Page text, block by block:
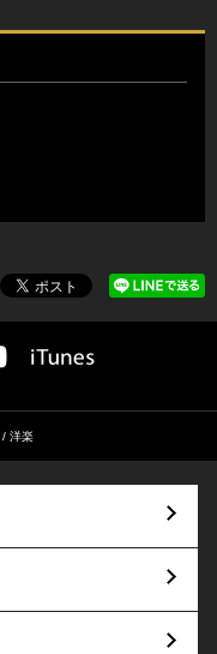
洋楽